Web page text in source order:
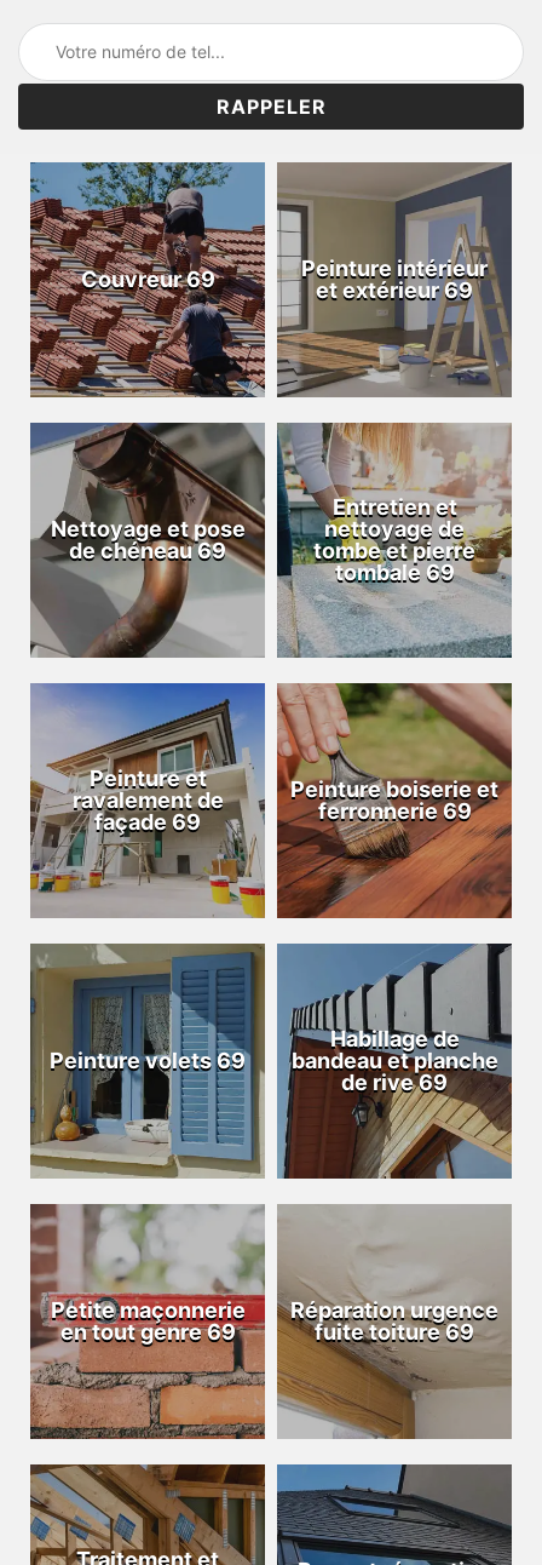
Couvreur 69
Peinture intérieur
et extérieur 69
Nettoyage et pose
de chéneau 69
Entretien et
nettoyage de
tombe et pierre
tombale 69
Peinture et
ravalement de
façade 69
Peinture boiserie et
ferronnerie 69
Peinture volets 69
Habillage de
bandeau et planche
de rive 69
Petite maçonnerie
en tout genre 69
Réparation urgence
fuite toiture 69
Traitement et